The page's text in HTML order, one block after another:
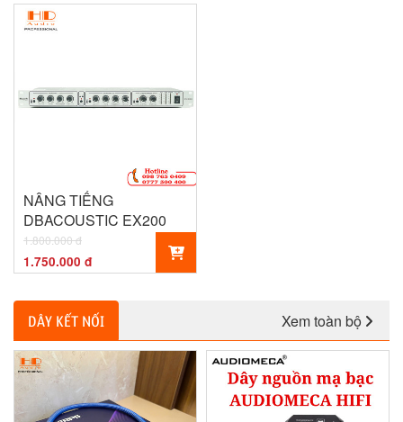
NÂNG TIẾNG
DBACOUSTIC EX200
1.800.000 đ
1.750.000 đ
DÂY KẾT NỐI Xem toàn bộ